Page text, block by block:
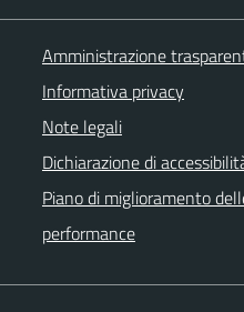
Amministrazione
Informativa privacy
Note legali
Dichiarazione di
Piano di miglioramento
performance